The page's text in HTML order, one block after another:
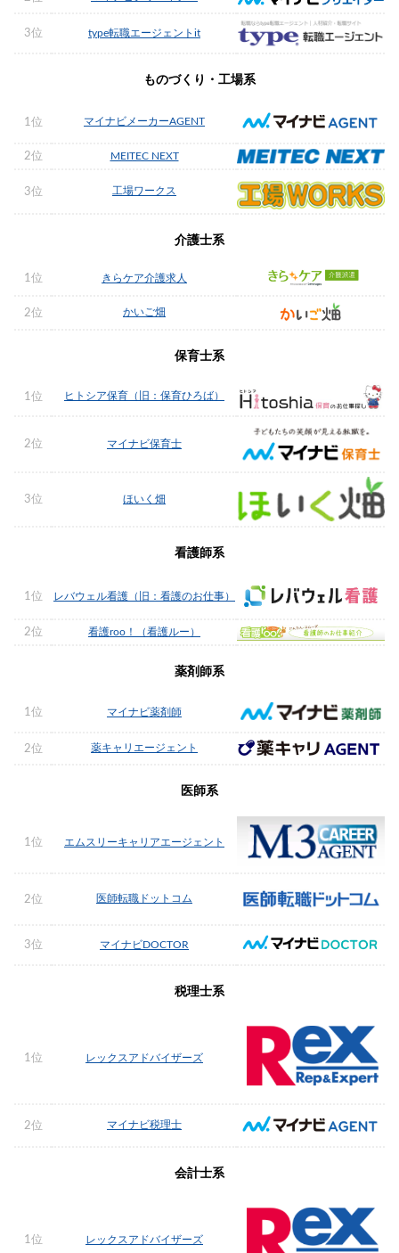
3位 type転職エージェントit
ものづくり・工場系
1位 マイナビメーカーAGENT
2位 MEITEC NEXT
3位 工場ワークス
介護士系
1位 きらケア介護求人
2位 かいご畑
保育士系
1位 ヒトシア保育（旧：保育ひろば）
2位 マイナビ保育士
3位 ほいく畑
看護師系
1位 レバウェル看護（旧：看護のお仕事）
2位 看護roo！（看護ルー）
薬剤師系
1位 マイナビ薬剤師
2位 薬キャリエージェント
医師系
1位 エムスリーキャリアエージェント
2位 医師転職ドットコム
3位 マイナビDOCTOR
税理士系
1位 レックスアドバイザーズ
2位 マイナビ税理士
会計士系
1位 レックスアドバイザーズ